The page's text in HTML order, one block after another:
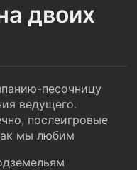
двоих
песочницу
ведущего.
послеигровые
мы любим